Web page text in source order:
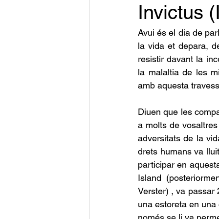
Invictus
Avui és el dia de
la vida et depara,
resistir davant la
la malaltia de les
amb aquesta
Diuen que les
a molts de
adversitats de la
drets humans va
participar en
Island
Verster) , va passar
una estoreta en